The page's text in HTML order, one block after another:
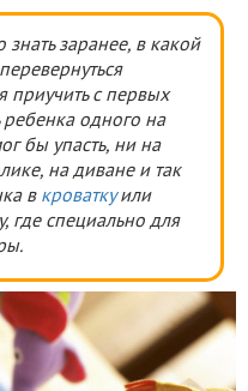
заранее, в какой
приучить с первых
ребенка одного на
бы упасть, ни на
на диване и так
в кроваткуили
где специально для